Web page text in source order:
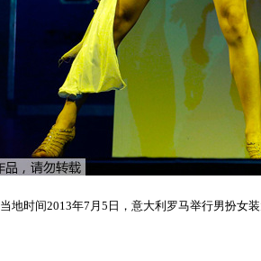
当地时间2013年7月5日，意大利罗马举行男扮女